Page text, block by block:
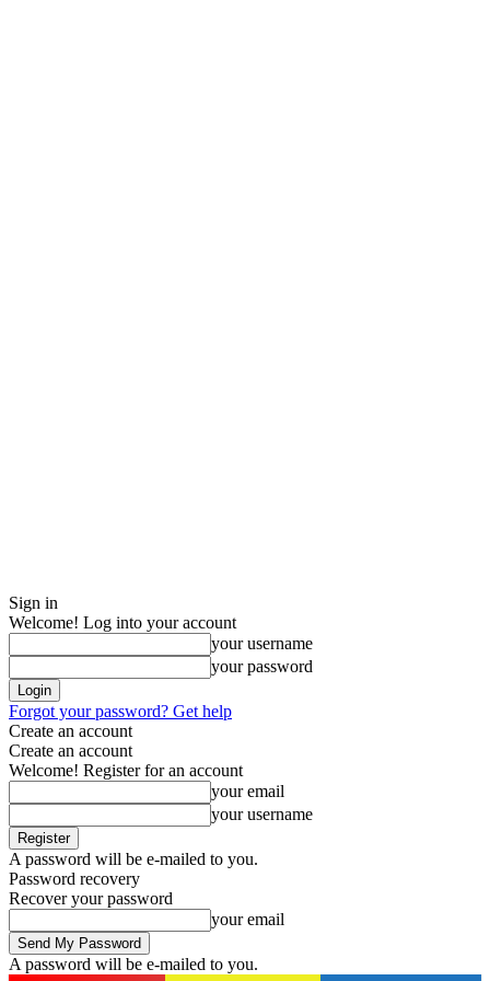
Sign in
Welcome! Log into your account
your username
your password
Forgot your password? Get help
Create an account
Create an account
Welcome! Register for an account
your email
your username
A password will be e-mailed to you.
Password recovery
Recover your password
your email
A password will be e-mailed to you.